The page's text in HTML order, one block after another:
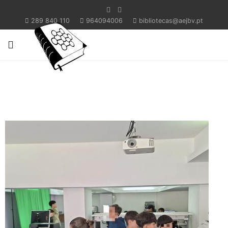
289 840 110 964094006 bibliotecas@aejbv.pt